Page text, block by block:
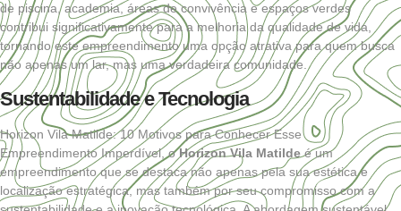
de piscina, academia, áreas de convivência e espaços verdes
contribui significativamente para a melhoria da qualidade de vida,
tornando este empreendimento uma opção atrativa para quem busca
não apenas um lar, mas uma verdadeira comunidade.
Sustentabilidade e Tecnologia
Horizon Vila Matilde: 10 Motivos para Conhecer Esse
Empreendimento Imperdível, oHorizon Vila Matildeé um
empreendimento que se destaca não apenas pela sua estética e
localização estratégica, mas também por seu compromisso com a